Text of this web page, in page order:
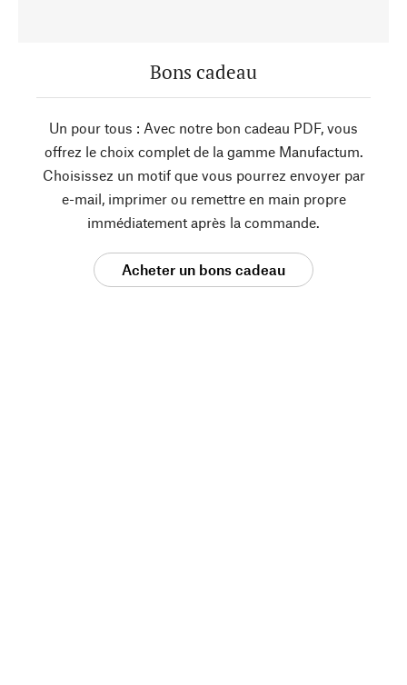
Bons cadeau
Un pour tous : Avec notre bon cadeau PDF, vous
offrez le choix complet de la gamme Manufactum.
Choisissez un motif que vous pourrez envoyer par
e-mail, imprimer ou remettre en main propre
immédiatement après la commande.
Acheter un bons cadeau